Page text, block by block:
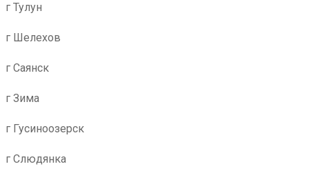
г Тулун
г Шелехов
г Саянск
г Зима
г Гусиноозерск
г Слюдянка